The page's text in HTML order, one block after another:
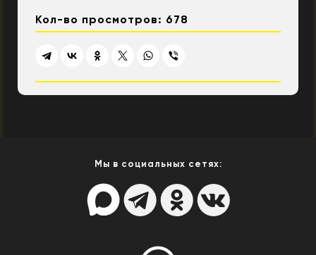
Кол-во просмотров: 678
Мы в социальных сетях: